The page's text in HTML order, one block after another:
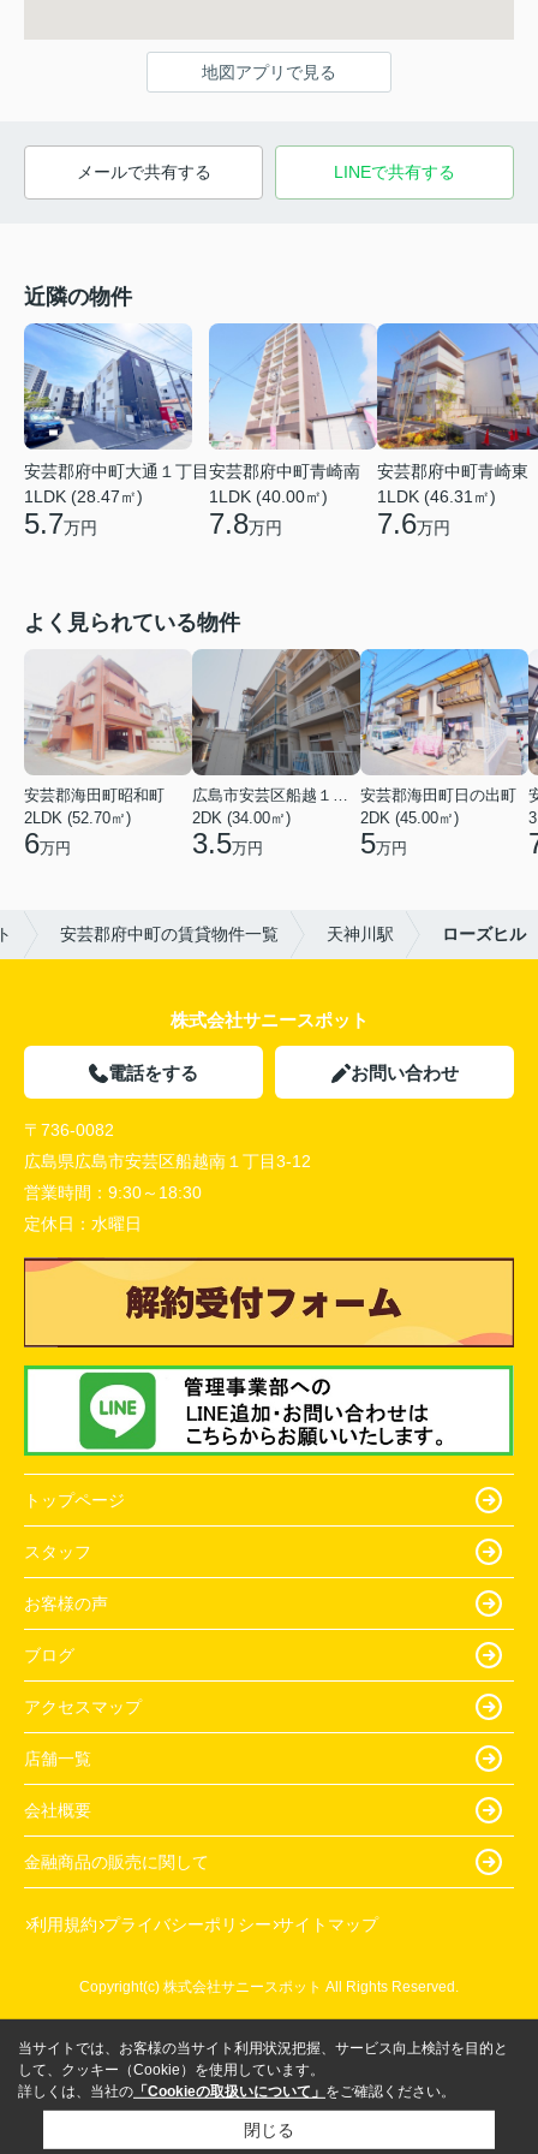
地図アプリで見る
メールで共有する LINEで共有する
近隣の物件
安芸郡府中町大通１丁目
1LDK (28.47㎡)
5.7万円
安芸郡府中町青崎南
1LDK (40.00㎡)
7.8万円
安芸郡府中町青崎東
1LDK (46.31㎡)
7.6万円
よく見られている物件
安芸郡海田町昭和町
2LDK (52.70㎡)
6万円
広島市安芸区船越１丁目
2DK (34.00㎡)
3.5万円
安芸郡海田町日の出町
2DK (45.00㎡)
5万円
安芸郡府中町の賃貸物件一覧 天神川駅 ローズヒル
株式会社サニースポット
電話をする お問い合わせ
〒736-0082
広島県広島市安芸区船越南１丁目3-12
営業時間： 9:30～18:30
定休日： 水曜日
トップページ
スタッフ
お客様の声
ブログ
アクセスマップ
店舗一覧
会社概要
金融商品の販売に関して
利用規約 プライバシーポリシー サイトマップ
Copyright(c) 株式会社サニースポット All Rights Reserved.
当サイトでは、お客様の当サイト利用状況把握、サービス向上検討を目的と
して、クッキー（Cookie）を使用しています。
詳しくは、当社の 「Cookieの取扱いについて」 をご確認ください。
閉じる